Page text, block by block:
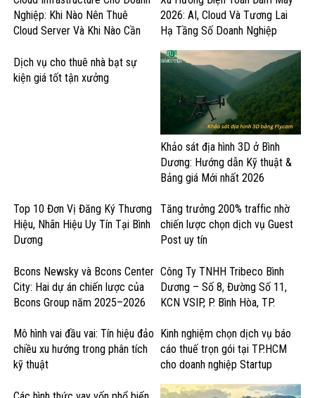
Nghiệp: Khi Nào Nên Thuê
Cloud Server Và Khi Nào Cần
2026: AI, Cloud Và Tương Lai
Hạ Tầng Số Doanh Nghiệp
Dịch vụ cho thuê nhà bạt sự
kiện giá tốt tận xưởng
Khảo sát địa hình 3D ở Bình
Dương: Hướng dẫn Kỹ thuật &
Bảng giá Mới nhất 2026
Top 10 Đơn Vị Đăng Ký Thương
Hiệu, Nhãn Hiệu Uy Tín Tại Bình
Dương
Tăng trưởng 200% traffic nhờ
chiến lược chọn dịch vụ Guest
Post uy tín
Bcons Newsky và Bcons Center
City: Hai dự án chiến lược của
Bcons Group năm 2025–2026
Công Ty TNHH Tribeco Bình
Dương – Số 8, Đường Số 11,
KCN VSIP, P. Bình Hòa, TP.
Khát & Thực Phẩm
Mô hình vai đầu vai: Tín hiệu đảo
chiều xu hướng trong phân tích
kỹ thuật
Kinh nghiệm chọn dịch vụ báo
cáo thuế trọn gói tại TP.HCM
cho doanh nghiệp Startup